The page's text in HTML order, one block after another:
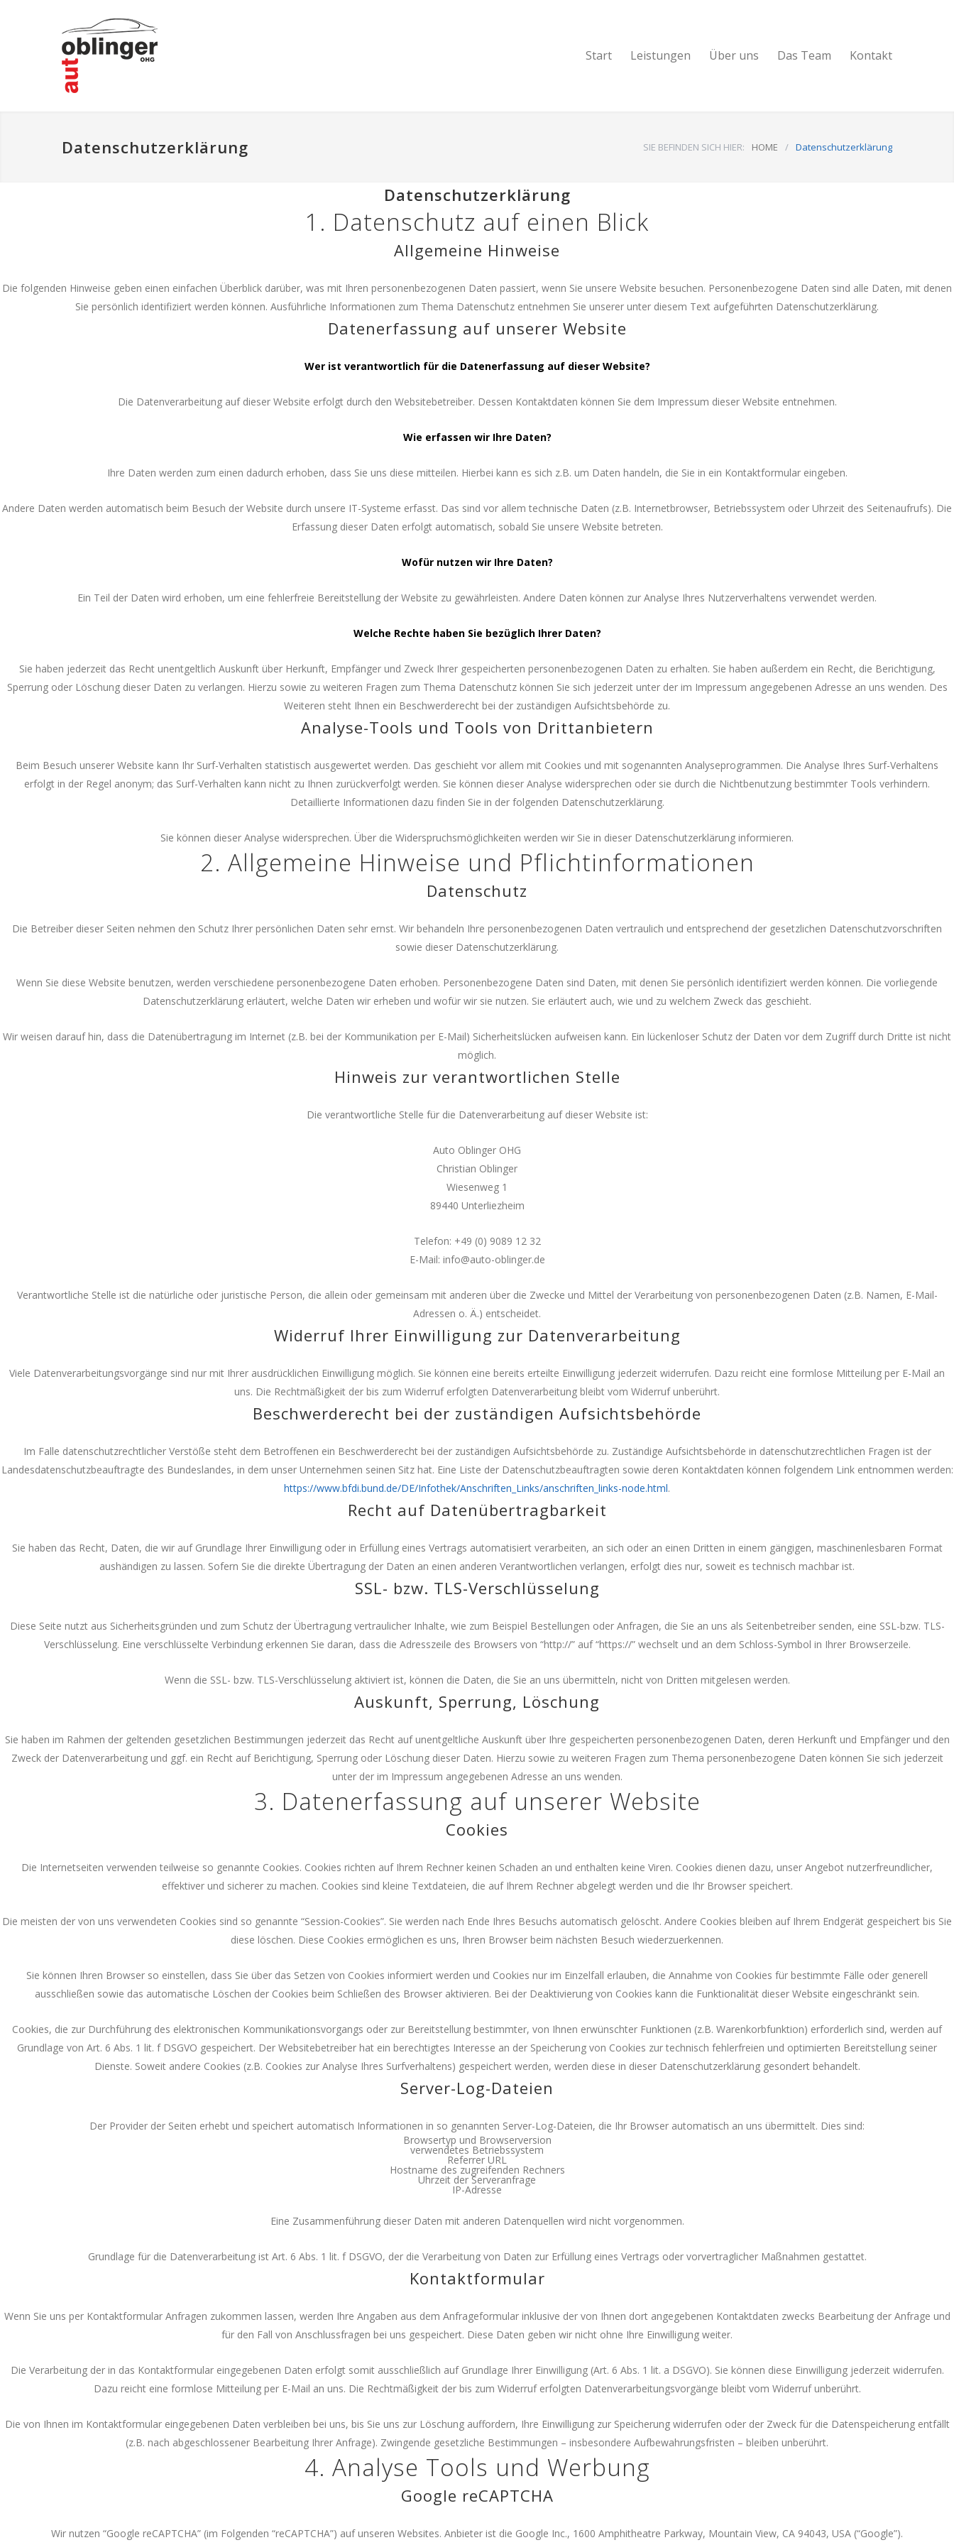
Start Leistungen Über uns Das Team Kontakt
Datenschutzerklärung SIE BEFINDEN SICH HIER: HOME / Datenschutzerklärung
Datenschutzerklärung
1. Datenschutz auf einen Blick
Allgemeine Hinweise
Die folgenden Hinweise geben einen einfachen Überblick darüber, was mit Ihren personenbezogenen Daten passiert, wenn Sie unsere Website besuchen. Personenbezogene Daten sind alle Daten, mit denen
Sie persönlich identifiziert werden können. Ausführliche Informationen zum Thema Datenschutz entnehmen Sie unserer unter diesem Text aufgeführten Datenschutzerklärung.
Datenerfassung auf unserer Website
Wer ist verantwortlich für die Datenerfassung auf dieser Website?
Die Datenverarbeitung auf dieser Website erfolgt durch den Websitebetreiber. Dessen Kontaktdaten können Sie dem Impressum dieser Website entnehmen.
Wie erfassen wir Ihre Daten?
Ihre Daten werden zum einen dadurch erhoben, dass Sie uns diese mitteilen. Hierbei kann es sich z.B. um Daten handeln, die Sie in ein Kontaktformular eingeben.
Andere Daten werden automatisch beim Besuch der Website durch unsere IT-Systeme erfasst. Das sind vor allem technische Daten (z.B. Internetbrowser, Betriebssystem oder Uhrzeit des Seitenaufrufs). Die
Erfassung dieser Daten erfolgt automatisch, sobald Sie unsere Website betreten.
Wofür nutzen wir Ihre Daten?
Ein Teil der Daten wird erhoben, um eine fehlerfreie Bereitstellung der Website zu gewährleisten. Andere Daten können zur Analyse Ihres Nutzerverhaltens verwendet werden.
Welche Rechte haben Sie bezüglich Ihrer Daten?
Sie haben jederzeit das Recht unentgeltlich Auskunft über Herkunft, Empfänger und Zweck Ihrer gespeicherten personenbezogenen Daten zu erhalten. Sie haben außerdem ein Recht, die Berichtigung,
Sperrung oder Löschung dieser Daten zu verlangen. Hierzu sowie zu weiteren Fragen zum Thema Datenschutz können Sie sich jederzeit unter der im Impressum angegebenen Adresse an uns wenden. Des
Weiteren steht Ihnen ein Beschwerderecht bei der zuständigen Aufsichtsbehörde zu.
Analyse-Tools und Tools von Drittanbietern
Beim Besuch unserer Website kann Ihr Surf-Verhalten statistisch ausgewertet werden. Das geschieht vor allem mit Cookies und mit sogenannten Analyseprogrammen. Die Analyse Ihres Surf-Verhaltens
erfolgt in der Regel anonym; das Surf-Verhalten kann nicht zu Ihnen zurückverfolgt werden. Sie können dieser Analyse widersprechen oder sie durch die Nichtbenutzung bestimmter Tools verhindern.
Detaillierte Informationen dazu finden Sie in der folgenden Datenschutzerklärung.
Sie können dieser Analyse widersprechen. Über die Widerspruchsmöglichkeiten werden wir Sie in dieser Datenschutzerklärung informieren.
2. Allgemeine Hinweise und Pflichtinformationen
Datenschutz
Die Betreiber dieser Seiten nehmen den Schutz Ihrer persönlichen Daten sehr ernst. Wir behandeln Ihre personenbezogenen Daten vertraulich und entsprechend der gesetzlichen Datenschutzvorschriften
sowie dieser Datenschutzerklärung.
Wenn Sie diese Website benutzen, werden verschiedene personenbezogene Daten erhoben. Personenbezogene Daten sind Daten, mit denen Sie persönlich identifiziert werden können. Die vorliegende
Datenschutzerklärung erläutert, welche Daten wir erheben und wofür wir sie nutzen. Sie erläutert auch, wie und zu welchem Zweck das geschieht.
Wir weisen darauf hin, dass die Datenübertragung im Internet (z.B. bei der Kommunikation per E-Mail) Sicherheitslücken aufweisen kann. Ein lückenloser Schutz der Daten vor dem Zugriff durch Dritte ist nicht
möglich.
Hinweis zur verantwortlichen Stelle
Die verantwortliche Stelle für die Datenverarbeitung auf dieser Website ist:
Auto Oblinger OHG
Christian Oblinger
Wiesenweg 1
89440 Unterliezheim
Telefon: +49 (0) 9089 12 32
E-Mail: info@auto-oblinger.de
Verantwortliche Stelle ist die natürliche oder juristische Person, die allein oder gemeinsam mit anderen über die Zwecke und Mittel der Verarbeitung von personenbezogenen Daten (z.B. Namen, E-Mail-
Adressen o. Ä.) entscheidet.
Widerruf Ihrer Einwilligung zur Datenverarbeitung
Viele Datenverarbeitungsvorgänge sind nur mit Ihrer ausdrücklichen Einwilligung möglich. Sie können eine bereits erteilte Einwilligung jederzeit widerrufen. Dazu reicht eine formlose Mitteilung per E-Mail an
uns. Die Rechtmäßigkeit der bis zum Widerruf erfolgten Datenverarbeitung bleibt vom Widerruf unberührt.
Beschwerderecht bei der zuständigen Aufsichtsbehörde
Im Falle datenschutzrechtlicher Verstöße steht dem Betroffenen ein Beschwerderecht bei der zuständigen Aufsichtsbehörde zu. Zuständige Aufsichtsbehörde in datenschutzrechtlichen Fragen ist der
Landesdatenschutzbeauftragte des Bundeslandes, in dem unser Unternehmen seinen Sitz hat. Eine Liste der Datenschutzbeauftragten sowie deren Kontaktdaten können folgendem Link entnommen werden:
https://www.bfdi.bund.de/DE/Infothek/Anschriften_Links/anschriften_links-node.html.
Recht auf Datenübertragbarkeit
Sie haben das Recht, Daten, die wir auf Grundlage Ihrer Einwilligung oder in Erfüllung eines Vertrags automatisiert verarbeiten, an sich oder an einen Dritten in einem gängigen, maschinenlesbaren Format
aushändigen zu lassen. Sofern Sie die direkte Übertragung der Daten an einen anderen Verantwortlichen verlangen, erfolgt dies nur, soweit es technisch machbar ist.
SSL- bzw. TLS-Verschlüsselung
Diese Seite nutzt aus Sicherheitsgründen und zum Schutz der Übertragung vertraulicher Inhalte, wie zum Beispiel Bestellungen oder Anfragen, die Sie an uns als Seitenbetreiber senden, eine SSL-bzw. TLS-
Verschlüsselung. Eine verschlüsselte Verbindung erkennen Sie daran, dass die Adresszeile des Browsers von “http://” auf “https://” wechselt und an dem Schloss-Symbol in Ihrer Browserzeile.
Wenn die SSL- bzw. TLS-Verschlüsselung aktiviert ist, können die Daten, die Sie an uns übermitteln, nicht von Dritten mitgelesen werden.
Auskunft, Sperrung, Löschung
Sie haben im Rahmen der geltenden gesetzlichen Bestimmungen jederzeit das Recht auf unentgeltliche Auskunft über Ihre gespeicherten personenbezogenen Daten, deren Herkunft und Empfänger und den
Zweck der Datenverarbeitung und ggf. ein Recht auf Berichtigung, Sperrung oder Löschung dieser Daten. Hierzu sowie zu weiteren Fragen zum Thema personenbezogene Daten können Sie sich jederzeit
unter der im Impressum angegebenen Adresse an uns wenden.
3. Datenerfassung auf unserer Website
Cookies
Die Internetseiten verwenden teilweise so genannte Cookies. Cookies richten auf Ihrem Rechner keinen Schaden an und enthalten keine Viren. Cookies dienen dazu, unser Angebot nutzerfreundlicher,
effektiver und sicherer zu machen. Cookies sind kleine Textdateien, die auf Ihrem Rechner abgelegt werden und die Ihr Browser speichert.
Die meisten der von uns verwendeten Cookies sind so genannte “Session-Cookies”. Sie werden nach Ende Ihres Besuchs automatisch gelöscht. Andere Cookies bleiben auf Ihrem Endgerät gespeichert bis Sie
diese löschen. Diese Cookies ermöglichen es uns, Ihren Browser beim nächsten Besuch wiederzuerkennen.
Sie können Ihren Browser so einstellen, dass Sie über das Setzen von Cookies informiert werden und Cookies nur im Einzelfall erlauben, die Annahme von Cookies für bestimmte Fälle oder generell
ausschließen sowie das automatische Löschen der Cookies beim Schließen des Browser aktivieren. Bei der Deaktivierung von Cookies kann die Funktionalität dieser Website eingeschränkt sein.
Cookies, die zur Durchführung des elektronischen Kommunikationsvorgangs oder zur Bereitstellung bestimmter, von Ihnen erwünschter Funktionen (z.B. Warenkorbfunktion) erforderlich sind, werden auf
Grundlage von Art. 6 Abs. 1 lit. f DSGVO gespeichert. Der Websitebetreiber hat ein berechtigtes Interesse an der Speicherung von Cookies zur technisch fehlerfreien und optimierten Bereitstellung seiner
Dienste. Soweit andere Cookies (z.B. Cookies zur Analyse Ihres Surfverhaltens) gespeichert werden, werden diese in dieser Datenschutzerklärung gesondert behandelt.
Server-Log-Dateien
Der Provider der Seiten erhebt und speichert automatisch Informationen in so genannten Server-Log-Dateien, die Ihr Browser automatisch an uns übermittelt. Dies sind:
Browsertyp und Browserversion
verwendetes Betriebssystem
Referrer URL
Hostname des zugreifenden Rechners
Uhrzeit der Serveranfrage
IP-Adresse
Eine Zusammenführung dieser Daten mit anderen Datenquellen wird nicht vorgenommen.
Grundlage für die Datenverarbeitung ist Art. 6 Abs. 1 lit. f DSGVO, der die Verarbeitung von Daten zur Erfüllung eines Vertrags oder vorvertraglicher Maßnahmen gestattet.
Kontaktformular
Wenn Sie uns per Kontaktformular Anfragen zukommen lassen, werden Ihre Angaben aus dem Anfrageformular inklusive der von Ihnen dort angegebenen Kontaktdaten zwecks Bearbeitung der Anfrage und
für den Fall von Anschlussfragen bei uns gespeichert. Diese Daten geben wir nicht ohne Ihre Einwilligung weiter.
Die Verarbeitung der in das Kontaktformular eingegebenen Daten erfolgt somit ausschließlich auf Grundlage Ihrer Einwilligung (Art. 6 Abs. 1 lit. a DSGVO). Sie können diese Einwilligung jederzeit widerrufen.
Dazu reicht eine formlose Mitteilung per E-Mail an uns. Die Rechtmäßigkeit der bis zum Widerruf erfolgten Datenverarbeitungsvorgänge bleibt vom Widerruf unberührt.
Die von Ihnen im Kontaktformular eingegebenen Daten verbleiben bei uns, bis Sie uns zur Löschung auffordern, Ihre Einwilligung zur Speicherung widerrufen oder der Zweck für die Datenspeicherung entfällt
(z.B. nach abgeschlossener Bearbeitung Ihrer Anfrage). Zwingende gesetzliche Bestimmungen – insbesondere Aufbewahrungsfristen – bleiben unberührt.
4. Analyse Tools und Werbung
Google reCAPTCHA
Wir nutzen “Google reCAPTCHA” (im Folgenden “reCAPTCHA”) auf unseren Websites. Anbieter ist die Google Inc., 1600 Amphitheatre Parkway, Mountain View, CA 94043, USA (“Google”).